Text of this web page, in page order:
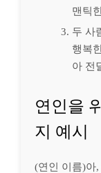
맨틱
두 사
행복
아 전
연인을
지 예시
(연인 이름)아